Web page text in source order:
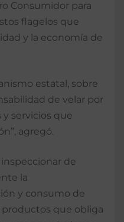
Consumidor para
flagelos que
y la economía de
estatal, sobre
de velar por
servicios que
agregó.
de
la
y consumo de
que obliga